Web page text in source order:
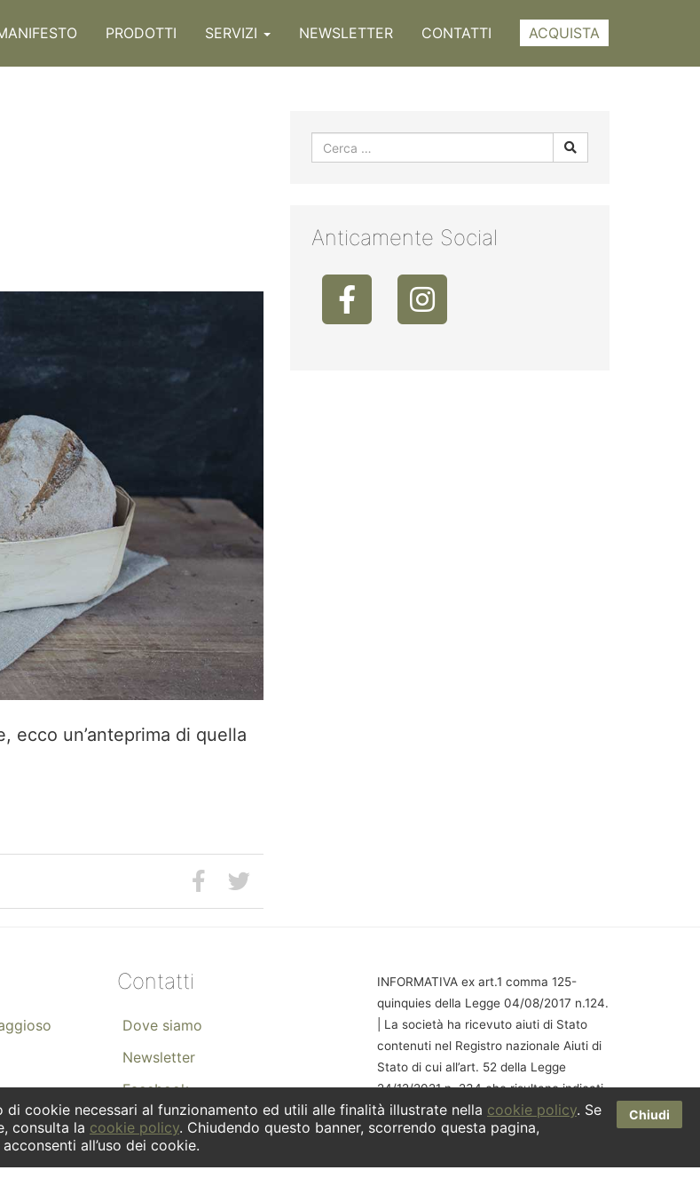
Chiudi
cookie necessari al funzionamento ed utili alle finalità illustrate nella cookie policy. Se
consulta la cookie policy. Chiudendo questo banner, scorrendo questa pagina,
all’uso dei cookie.
PRODOTTI SERVIZI NEWSLETTER CONTATTI ACQUISTA
ecco un’anteprima di quella
Anticamente Social
Contatti
Dove siamo
Newsletter
Facebook
Instagram
INFORMATIVA ex art.1 comma 125-
quinquies della Legge 04/08/2017 n.124.
| La società ha ricevuto aiuti di Stato
contenuti nel Registro nazionale Aiuti di
Stato di cui all’art. 52 della Legge
24/12/2021 n. 234 che risultano indicati
nella relativa sezione trasparenza a cui
si rinvia.